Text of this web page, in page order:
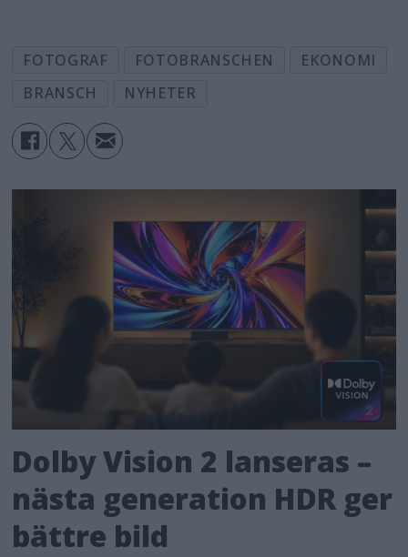
FOTOGRAF FOTOBRANSCHEN
EKONOMI
BRANSCH
NYHETER
Dolby Vision 2 lanseras –
nästa generation HDR ger
bättre bild